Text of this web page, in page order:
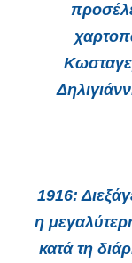
1916:
η
κατά τη